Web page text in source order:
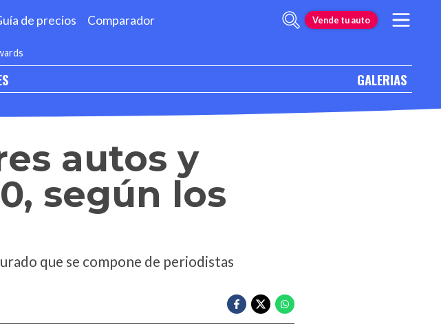
de precios Comparador Vende tu auto
GALERIAS
autos y
según los
que se compone de periodistas